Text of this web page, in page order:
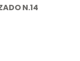
N.14